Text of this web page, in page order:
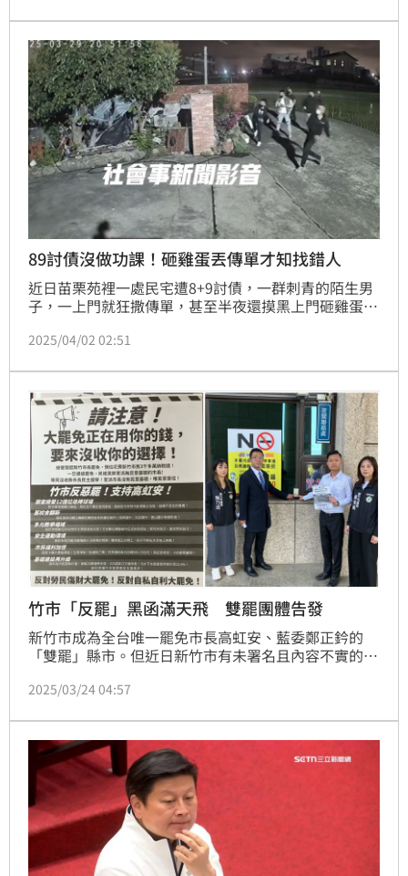
對話「原音重現」，還原事件經過。
89討債沒做功課！砸雞蛋丟傳單才知找錯人
近日苗栗苑裡一處民宅遭8+9討債，一群刺青的陌生男
子，一上門就狂撒傳單，甚至半夜還摸黑上門砸雞蛋。
看傳單，懷疑這群8+9根本找錯人討債，公布監視器請
2025/04/02 02:51
竹市「反罷」黑函滿天飛 雙罷團體告發
新竹市成為全台唯一罷免市長高虹安、藍委鄭正鈐的
「雙罷」縣市。但近日新竹市有未署名且內容不實的黑
的選擇！」「雙罷」領銜人戴振博認為傳單內容製造謠
嫌，今（24日）新竹地檢署告發散佈黑函行為，請檢察
官循線追查黑函來源及散佈管道予以查扣，並調查資金
來源。
2025/03/24 04:57